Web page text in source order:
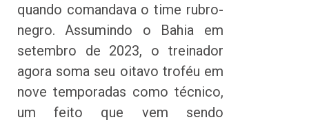
quando comandava o time rubro-
negro. Assumindo o Bahia em
setembro de 2023, o treinador
agora soma seu oitavo troféu em
nove temporadas como técnico,
um feito que vem sendo